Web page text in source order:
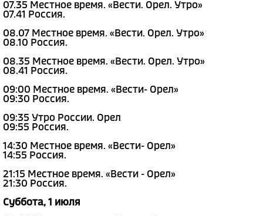
07.35 Местное время. «Вести. Орел. Утро»
07.41 Россия.
08.07 Местное время. «Вести. Орел. Утро»
08.10 Россия.
08.35 Местное время. «Вести. Орел. Утро»
08.41 Россия.
09:00 Местное время. «Вести- Орел»
09:30 Россия.
09:35 Утро России. Орел
09:55 Россия.
14:30 Местное время. «Вести- Орел»
14:55 Россия.
21:15 Местное время. «Вести - Орел»
21:30 Россия.
Суббота, 1 июля